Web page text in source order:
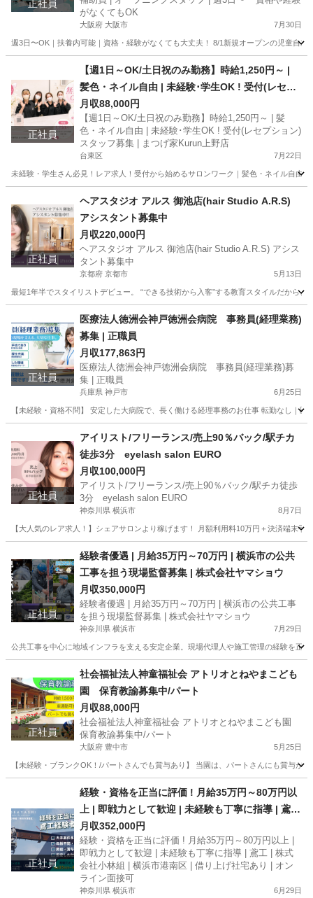
正社員
がなくてもOK
大阪府 大阪市 7月30日
週3日〜OK｜扶養内可能｜資格・経験がなくても大丈夫！ 8/1新規オープンの児童自
その他
正社員
【週1日～OK/土日祝のみ勤務】時給1,250円～ |
髪色・ネイル自由 | 未経験･学生OK ! 受付(レセプ
ション)スタッフ募集 | まつげ家Kurun上野店
月収88,000円
【週1日～OK/土日祝のみ勤務】時給1,250円～ | 髪
色・ネイル自由 | 未経験･学生OK ! 受付(レセプション)
スタッフ募集 | まつげ家Kurun上野店
台東区 7月22日
未経験・学生さん必見！レア求人！受付から始めるサロンワーク｜髪色・ネイル自
正社員
ヘアスタジオ アルス 御池店(hair Studio A.R.S)
アシスタント募集中
月収220,000円
ヘアスタジオ アルス 御池店(hair Studio A.R.S) アシス
タント募集中
京都府 京都市 5月13日
最短1年半でスタイリストデビュー。 “できる技術から入客”する教育スタイルだから
美容師 新卒
正社員
医療法人徳洲会神戸徳洲会病院 事務員(経理業務)
募集 | 正職員
月収177,863円
医療法人徳洲会神戸徳洲会病院 事務員(経理業務)募
集 | 正職員
兵庫県 神戸市 6月25日
【未経験・資格不問】 安定した大病院で、長く働ける経理事務のお仕事 転勤なし｜
医療事務
正社員
アイリスト/フリーランス/売上90％バック/駅チカ
徒歩3分 eyelash salon EURO
月収100,000円
アイリスト/フリーランス/売上90％バック/駅チカ徒歩
3分 eyelash salon EURO
神奈川県 横浜市 8月7日
【大人気のレア求人！】シェアサロンより稼げます！ 月額利用料10万円＋決済端末
美容師 フリーランス
正社員
経験者優遇 | 月給35万円～70万円 | 横浜市の公共
工事を担う現場監督募集 | 株式会社ヤマショウ
月収350,000円
経験者優遇 | 月給35万円～70万円 | 横浜市の公共工事
を担う現場監督募集 | 株式会社ヤマショウ
神奈川県 横浜市 7月29日
公共工事を中心に地域インフラを支える安定企業。現場代理人や施工管理の経験を正
施工管理
正社員
社会福祉法人神童福祉会 アトリオとねやまこども
園 保育教諭募集中/パート
月収88,000円
社会福祉法人神童福祉会 アトリオとねやまこども園
保育教諭募集中/パート
大阪府 豊中市 5月25日
【未経験・ブランクOK！/パートさんでも賞与あり】 当園は、パートさんにも賞与
保育士 未経験
正社員
経験・資格を正当に評価 ! 月給35万円～80万円以
上 | 即戦力として歓迎 | 未経験も丁寧に指導 | 鳶工
| 株式会社小林組 | 横浜市港南区 | 借り上げ社宅あ
り | オンライン面接可
月収352,000円
経験・資格を正当に評価 ! 月給35万円～80万円以上 |
即戦力として歓迎 | 未経験も丁寧に指導 | 鳶工 | 株式
会社小林組 | 横浜市港南区 | 借り上げ社宅あり | オン
ライン面接可
神奈川県 横浜市 6月29日